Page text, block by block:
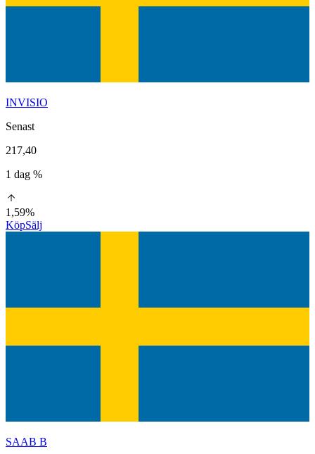
INVISIO
Senast
217,40
1 dag %
1,59%
KöpSälj
SAAB B